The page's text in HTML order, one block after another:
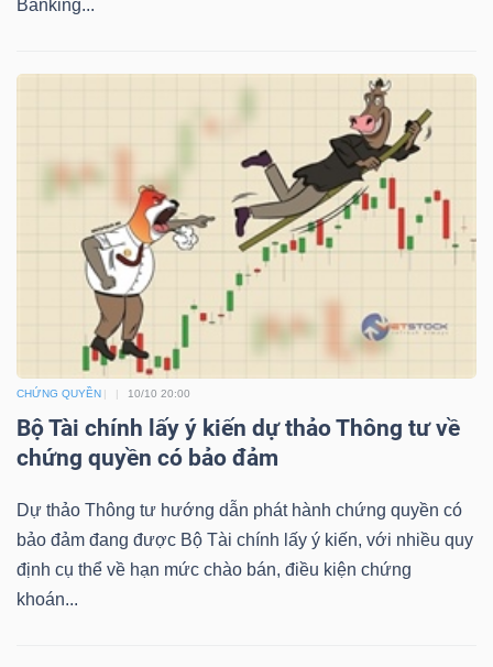
Banking...
CHỨNG QUYỀN 10/10 20:00
Bộ Tài chính lấy ý kiến dự thảo Thông tư về
chứng quyền có bảo đảm
Dự thảo Thông tư hướng dẫn phát hành chứng quyền có
bảo đảm đang được Bộ Tài chính lấy ý kiến, với nhiều quy
định cụ thể về hạn mức chào bán, điều kiện chứng
khoán...
YẾU
THIẾT
CHĂM
SÓC
SỨC
KHỎE
TÀI